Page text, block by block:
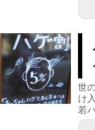
世
け
若